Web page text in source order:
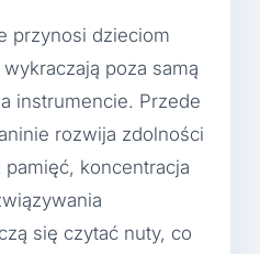
przynosi dzieciom
poza samą
instrumencie. Przede
rozwija zdolności
koncentracja
się czytać nuty, co